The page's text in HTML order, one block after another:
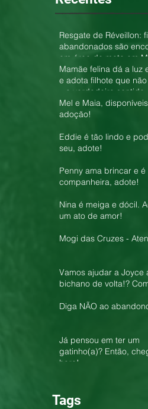
Resgate de Réveillon:
abandonados são
em área de mata em
Cruzes
Mamãe felina dá a luz
e adota filhote que
– o verdadeiro sentido
amor!
Mel e Maia,
adoção!
Eddie é tão lindo e
seu, adote!
Penny ama brincar e é
companheira, adote!
Nina é meiga e dócil.
um ato de amor!
Mogi das Cruzes -
Vamos ajudar a Joyce
bichano de volta!?
Diga NÃO ao
Já pensou em ter um
gatinho(a)? Então,
hora!
Tags